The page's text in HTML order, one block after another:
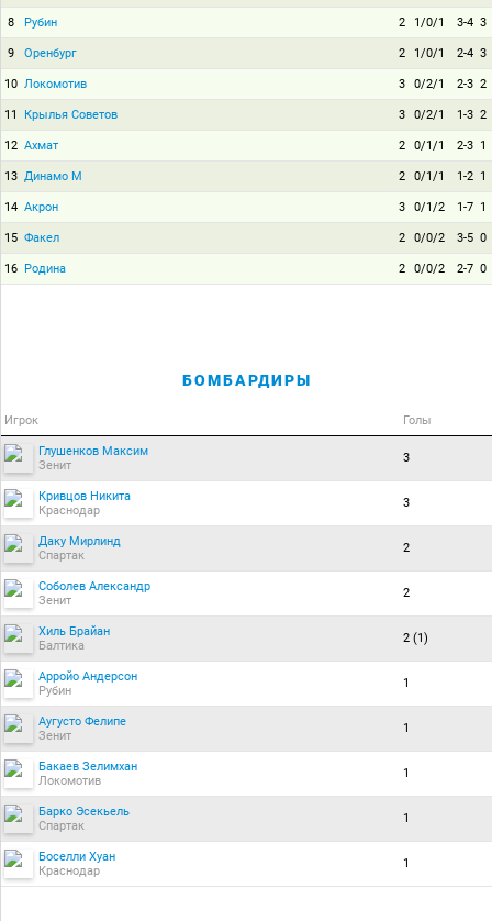
8 Рубин 2 1/0/1 3-4 3
9 Оренбург 2 1/0/1 2-4 3
10 Локомотив 3 0/2/1 2-3 2
11 Крылья Советов 3 0/2/1 1-3 2
12 Ахмат 2 0/1/1 2-3 1
13 Динамо М 2 0/1/1 1-2 1
14 Акрон 3 0/1/2 1-7 1
15 Факел 2 0/0/2 3-5 0
16 Родина 2 0/0/2 2-7 0
БОМБАРДИРЫ
Игрок Голы
Глушенков Максим
Зенит
3
Кривцов Никита
Краснодар
3
Даку Мирлинд
Спартак
2
Соболев Александр
Зенит
2
Хиль Брайан
Балтика
2 (1)
Арройо Андерсон
Рубин
1
Аугусто Фелипе
Зенит
1
Бакаев Зелимхан
Локомотив
1
Барко Эсекьель
Спартак
1
Боселли Хуан
Краснодар
1